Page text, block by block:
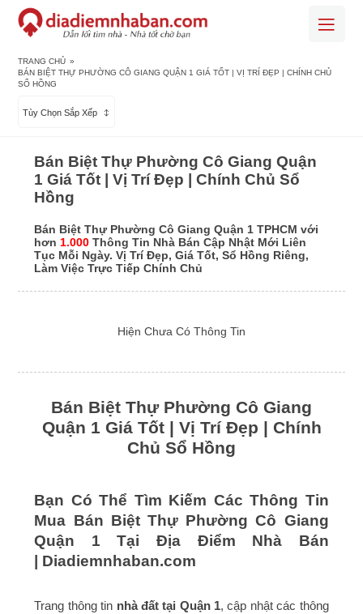
TRANG CHỦ »
BÁN BIỆT THỰ PHƯỜNG CÔ GIANG QUẬN 1 GIÁ TỐT | VỊ TRÍ ĐẸP | CHÍNH CHỦ
SỔ HỒNG
Tùy Chọn Sắp Xếp
Bán Biệt Thự Phường Cô Giang Quận
1 Giá Tốt | Vị Trí Đẹp | Chính Chủ Sổ
Hồng
Bán Biệt Thự Phường Cô Giang Quận 1 TPHCM với
hơn1.000 Thông Tin Nhà Bán Cập Nhật Mới Liên
Tục Mỗi Ngày. Vị Trí Đẹp, Giá Tốt, Sổ Hồng Riêng,
Làm Việc Trực Tiếp Chính Chủ
Hiện Chưa Có Thông Tin
Bán Biệt Thự Phường Cô Giang
Quận 1 Giá Tốt | Vị Trí Đẹp | Chính
Chủ Sổ Hồng
Bạn Có Thể Tìm Kiếm Các Thông Tin
Mua Bán Biệt Thự Phường Cô Giang
Quận 1 Tại Địa Điểm Nhà Bán
Diadiemnhaban.com
Trang thông tin nhà đất tại Quận 1, cập nhật các thông